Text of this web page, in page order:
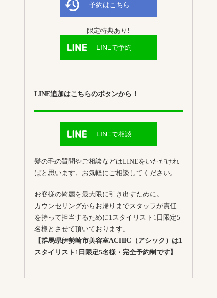
予約はこちら
限定特典あり!
LINEで予約
LINE追加はこちらのボタンから！
LINEで相談
髪の毛の質問やご相談などはLINEをいただけれ
ばと思います。お気軽にご相談してください。
お客様の綺麗を最大限に引き出すために。
カウンセリングからお帰りまでスタッフが責任
を持って担当するために1スタイリスト1日限定5
名様とさせて頂いております。
【群馬県伊勢崎市美容室ACHIC（アシック）は1
スタイリスト1日限定5名様・完全予約制です】